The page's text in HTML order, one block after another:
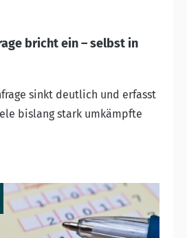
bricht ein – selbst in
sinkt deutlich und erfasst
bislang stark umkämpfte